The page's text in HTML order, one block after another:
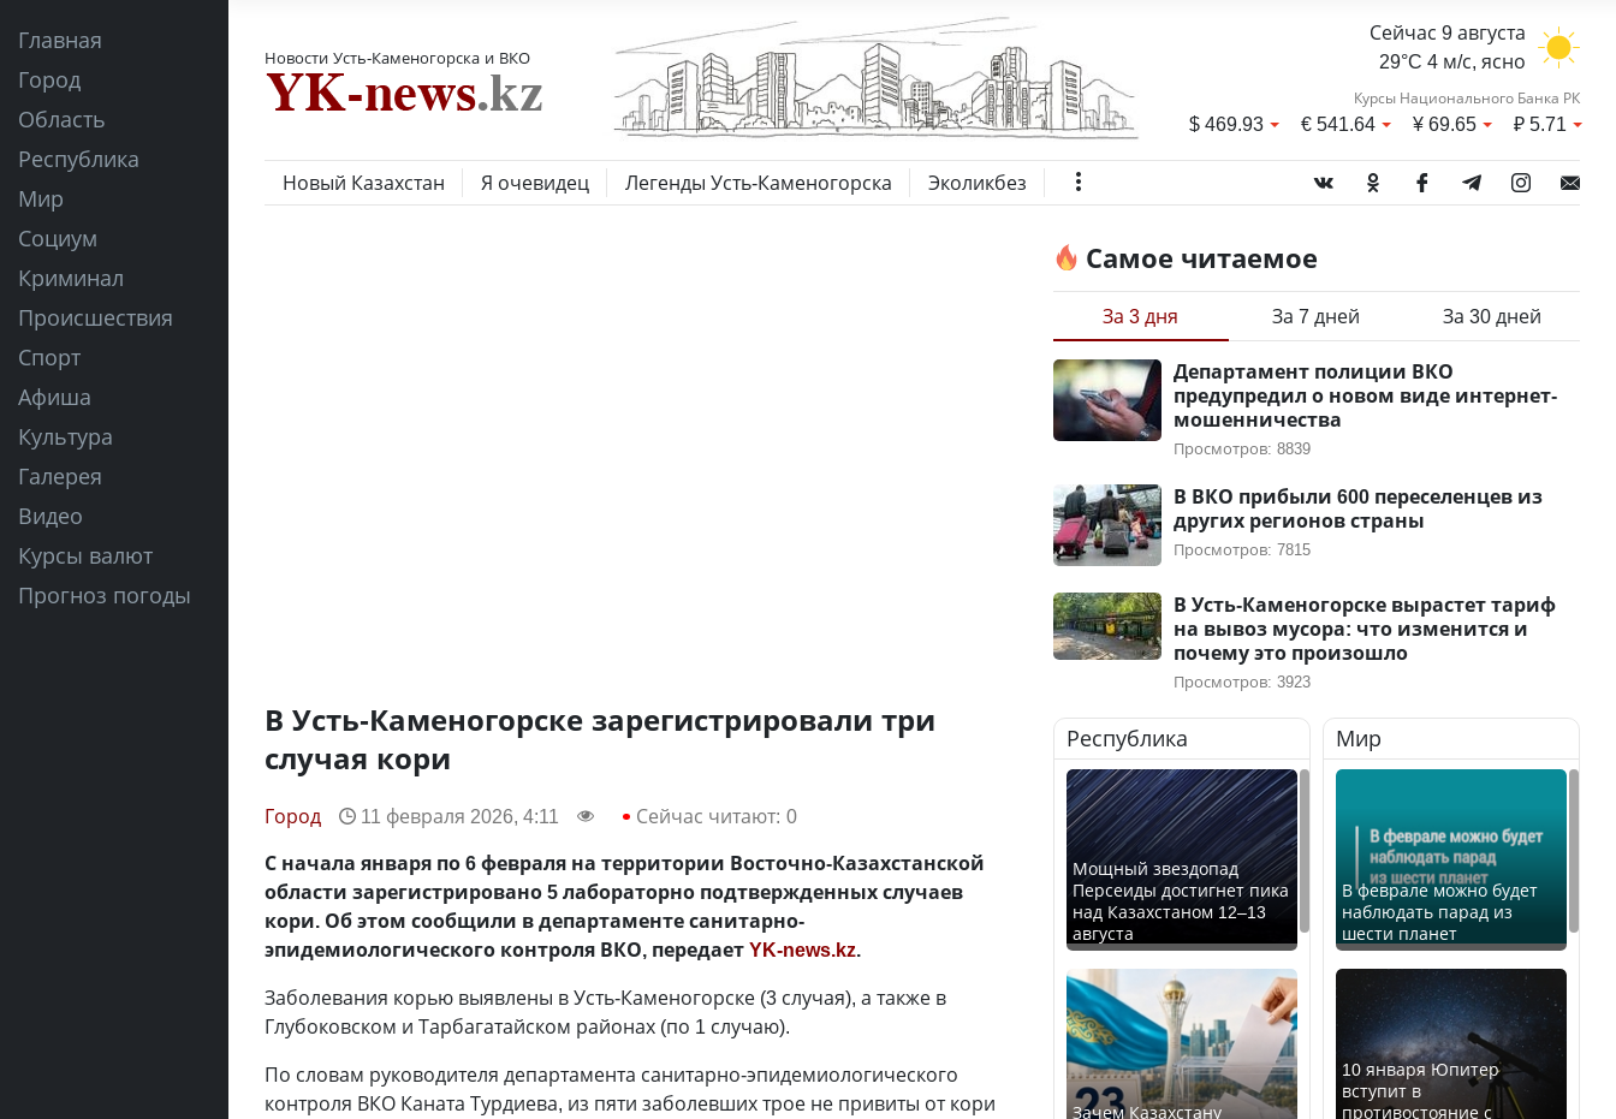
Главная
Город
Область
Республика
Мир
Социум
Криминал
Происшествия
Спорт
Афиша
Культура
Галерея
Видео
Курсы валют
Прогноз погоды
Новости Усть-Каменогорска и ВКО
Сейчас 9 августа
29°C 4 м/с, ясно
Курсы Национального Банка РК
$469.93 €541.64 ¥69.65 ₽5.71
Новый Казахстан Я очевидец Легенды Усть-Каменогорска Эколикбез
В Усть-Каменогорске зарегистрировали три
случая кори
Город 11 февраля 2026, 4:11 Сейчас читают: 0
С начала января по 6 февраля на территории Восточно-Казахстанской
области зарегистрировано 5 лабораторно подтвержденных случаев
кори. Об этом сообщили в департаменте санитарно-
эпидемиологического контроля ВКО, передаетYK-news.kz.
Заболевания корью выявлены в Усть-Каменогорске (3 случая), а также в
Глубоковском и Тарбагатайском районах (по 1 случаю).
По словам руководителя департамента санитарно-эпидемиологического
контроля ВКО Каната Турдиева, из пяти заболевших трое не привиты от кори
Самое читаемое
За 3 дня За 7 дней За 30 дней
Департамент полиции ВКО
предупредил о новом виде интернет-
мошенничества
Просмотров: 8839
В ВКО прибыли 600 переселенцев из
других регионов страны
Просмотров: 7815
В Усть-Каменогорске вырастет тариф
на вывоз мусора: что изменится и
почему это произошло
Просмотров: 3923
Республика
Мощный звездопад
Персеиды достигнет пика
над Казахстаном 12–13
августа
Зачем Казахстану
Мир
В феврале можно будет
наблюдать парад из
шести планет
10 января Юпитер
вступит в
противостояние с